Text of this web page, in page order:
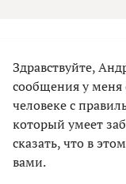
Здравствуйте,
сообщения у меня
человеке с
который умеет
сказать, что в
вами.